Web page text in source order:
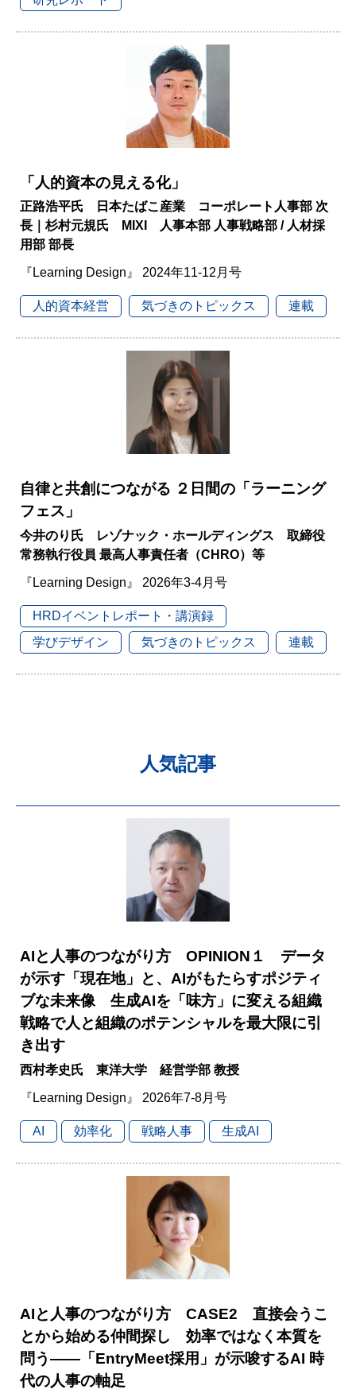
「人的資本の見える化」
正路浩平氏 日本たばこ産業 コーポレート人事部 次
長｜杉村元規氏 MIXI 人事本部 人事戦略部 / 人材採
用部 部長
『Learning Design』 2024年11-12月号
人的資本経営 気づきのトピックス 連載
自律と共創につながる ２日間の「ラーニング
フェス」
今井のり氏 レゾナック・ホールディングス 取締役
常務執行役員 最高人事責任者（CHRO）等
『Learning Design』 2026年3-4月号
HRDイベントレポート・講演録
学びデザイン
気づきのトピックス 連載
人気記事
AIと人事のつながり方 OPINION１ データ
が示す「現在地」と、AIがもたらすポジティ
ブな未来像 生成AIを「味方」に変える組織
戦略で人と組織のポテンシャルを最大限に引
き出す
西村孝史氏 東洋大学 経営学部 教授
『Learning Design』 2026年7-8月号
AI 効率化 戦略人事 生成AI
AIと人事のつながり方 CASE2 直接会うこ
とから始める仲間探し 効率ではなく本質を
問う――「EntryMeet採用」が示唆するAI 時
代の人事の軸足